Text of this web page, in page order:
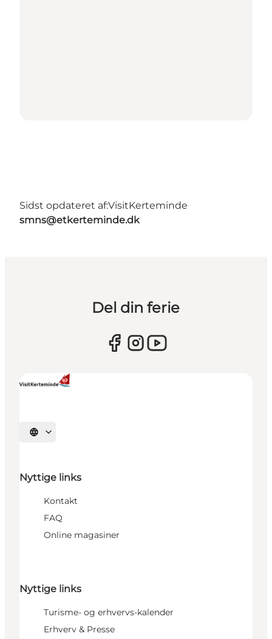
Sidst opdateret af:VisitKerteminde
smns@etkerteminde.dk
Del din ferie
Vælg sprog
Nyttige links
Kontakt
FAQ
Online magasiner
Nyttige links
Turisme- og erhvervs-kalender
Erhverv & Presse